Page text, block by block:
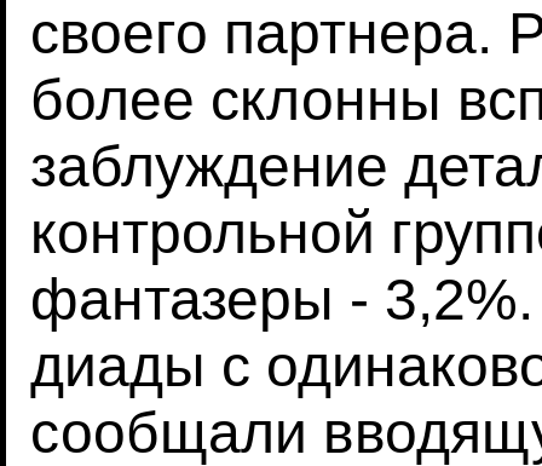
своего партнера.
более склонны
заблуждение
контрольной
фантазеры -
диады с
сообщали